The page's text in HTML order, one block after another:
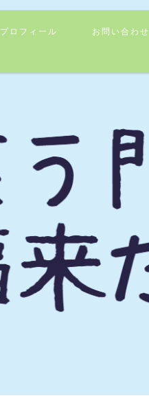
プロフィール お問い合わせ